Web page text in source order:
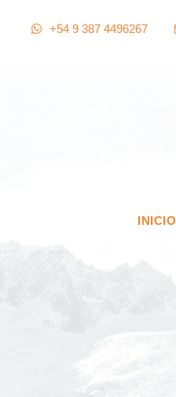
+54 9 387 4496267
INICIO